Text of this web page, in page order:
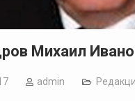
Михаил
admin